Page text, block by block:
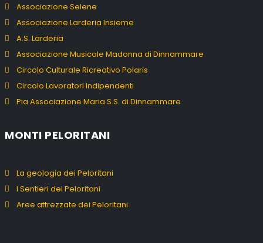
Associazione Selene
Associazione Larderia Insieme
A.S. Larderia
Associazione Musicale Madonna di Dinnammare
Circolo Culturale Ricreativo Polaris
Circolo Lavoratori Indipendenti
Pia Associazione Maria S.S. di Dinnammare
MONTI PELORITANI
La geologia dei Peloritani
I Sentieri dei Peloritani
Aree attrezzate dei Peloritani